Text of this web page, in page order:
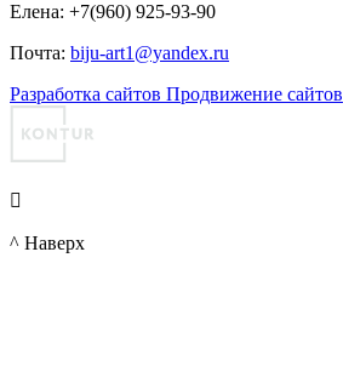
Елена: +7(960) 925-93-90
Почта: biju-art1@yandex.ru
Разработка сайтов Продвижение сайтов

^ Наверх